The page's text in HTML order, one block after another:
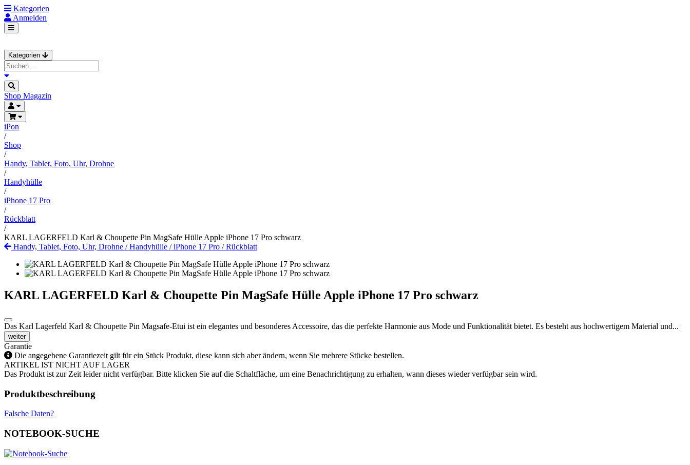
Kategorien
Anmelden
Kategorien
Shop Magazin
iPon
/
Shop
/
Handy, Tablet, Foto, Uhr, Drohne
/
Handyhülle
/
iPhone 17 Pro
/
Rückblatt
/
KARL LAGERFELD Karl & Choupette Pin MagSafe Hülle Apple iPhone 17 Pro schwarz
Handy, Tablet, Foto, Uhr, Drohne /Handyhülle /iPhone 17 Pro /Rückblatt
KARL LAGERFELD Karl & Choupette Pin MagSafe Hülle Apple iPhone 17 Pro schwarz
Das Karl Lagerfeld Karl & Choupette Pin Magsafe-Etui ist ein elegantes und besonderes Accessoire, das die perfekte Harmonie aus Mode und Funktionalität bietet. Es besteht aus hochwertigem Material und...
weiter
Garantie
Die angegebene Garantiezeit gilt für ein Stück Produkt, diese kann sich aber ändern, wenn Sie mehrere Stücke bestellen.
ARTIKEL IST NICHT AUF LAGER
Das Produkt ist zur Zeit leider nicht verfügbar. Bitte klicken Sie auf die Schaltfläche, um eine Benachrichtigung zu erhalten, wann dieses wieder verfügbar sein wird.
Produktbeschreibung
Falsche Daten?
NOTEBOOK-SUCHE